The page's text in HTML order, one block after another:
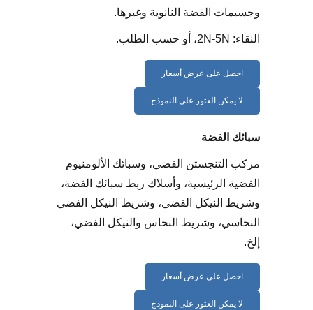
وجسيمات الفضة النانوية وغيرها.
النقاء: 2N-5N، أو حسب الطلب.
احصل على عرض أسعار
لا يمكن العثور على النموذج
سبائك الفضة
مركب التنجستن الفضي، وسبائك الألومنيوم
الفضية الرئيسية، وأسلاك ربط سبائك الفضة،
وشريط النيكل الفضي، وشريط النيكل الفضي
النحاسي، وشريط النحاس والنيكل الفضي،
إلخ.
احصل على عرض أسعار
لا يمكن العثور على النموذج